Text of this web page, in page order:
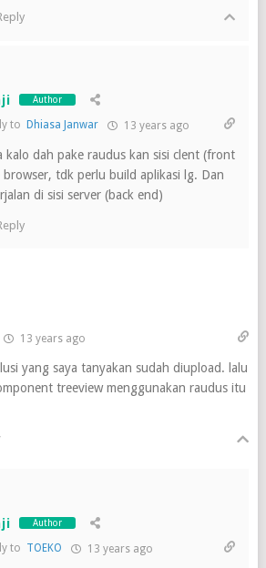
Author
to Dhiasa Janwar 13 years ago
kalo dah pake raudus kan sisi clent (front
browser, tdk perlu build aplikasi lg. Dan
di sisi server (back end)
13 years ago
yang saya tanyakan sudah diupload. lalu
treeview menggunakan raudus itu
Author
to TOEKO 13 years ago